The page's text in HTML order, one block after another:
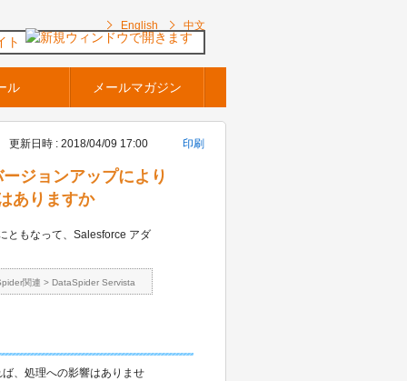
English 中文
ル メールマガジン
ト
更新日時 : 2018/04/09 17:00 印刷
ジョンアップにより
ありますか
ともなって、Salesforce アダ
関連 > DataSpider Servista
、処理への影響はありませ